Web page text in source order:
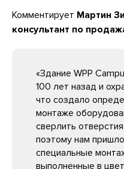
Комментирует Мартин
консультант по
«Здание WPP
100 лет назад и
что создало
монтаже
сверлить
поэтому нам
специальные
выполненные в